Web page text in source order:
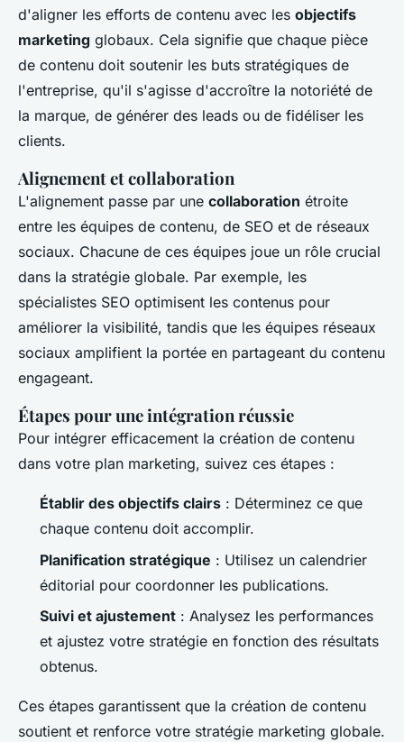
d'aligner les efforts de contenu avec les objectifs
marketing globaux. Cela signifie que chaque pièce
de contenu doit soutenir les buts stratégiques de
l'entreprise, qu'il s'agisse d'accroître la notoriété de
la marque, de générer des leads ou de fidéliser les
clients.
Alignement et collaboration
L'alignement passe par une collaboration étroite
entre les équipes de contenu, de SEO et de réseaux
sociaux. Chacune de ces équipes joue un rôle crucial
dans la stratégie globale. Par exemple, les
spécialistes SEO optimisent les contenus pour
améliorer la visibilité, tandis que les équipes réseaux
sociaux amplifient la portée en partageant du contenu
engageant.
Étapes pour une intégration réussie
Pour intégrer efficacement la création de contenu
dans votre plan marketing, suivez ces étapes :
Établir des objectifs clairs : Déterminez ce que
chaque contenu doit accomplir.
Planification stratégique : Utilisez un calendrier
éditorial pour coordonner les publications.
Suivi et ajustement : Analysez les performances
et ajustez votre stratégie en fonction des résultats
obtenus.
Ces étapes garantissent que la création de contenu
soutient et renforce votre stratégie marketing globale.